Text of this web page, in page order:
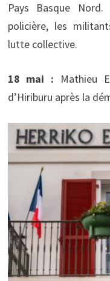
Pays Basque
policière, les
lutte collective.
18 mai : Mathieu
d’Hiriburu après la